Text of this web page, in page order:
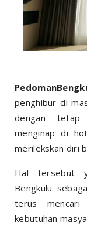
penghibur di
dengan tetap
menginap di
merilekskan diri
Hal tersebut
Bengkulu
terus mencari
kebutuhan